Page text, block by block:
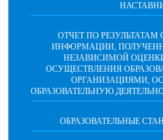
ОТЧЕТ ПО
ИНФОРМАЦИИ,
НЕЗАВИСИМОЙ
ОСУЩЕСТВЛЕНИЯ
ОРГАНИЗАЦИЯМИ,
ОБРАЗОВАТЕЛЬНУЮ
ОБРАЗОВАТЕЛЬНЫЕ